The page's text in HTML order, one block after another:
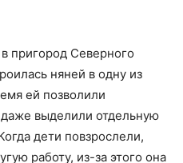
пригород Северного
няней в одну из
ей позволили
выделили отдельную
дети повзрослели,
работу, из-за этого она